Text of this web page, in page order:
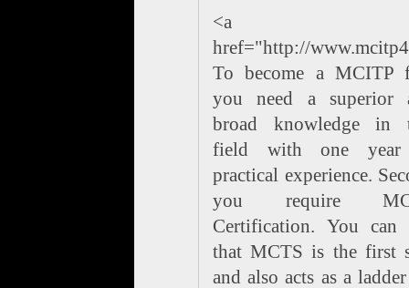
<a
href="http://
To become a MCITP
you need a superior
broad knowledge in
field with one
practical experience.
you require
Certification. You can
that MCTS is the first
and also acts as a